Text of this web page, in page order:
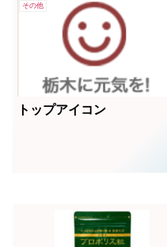
その他
トップアイコン